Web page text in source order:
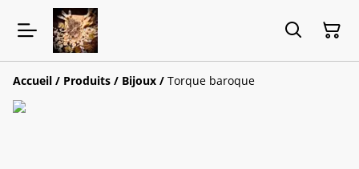
Accueil / Produits / Bijoux / Torque baroque